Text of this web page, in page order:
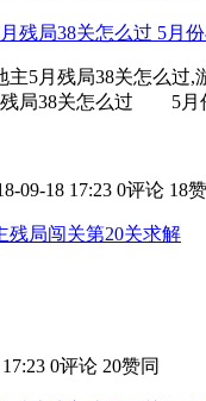
残局38关怎么过 5月
月残局38关怎么过,
残局38关怎么过 5月
09-18 17:23 0评论 18
残局闯关第20关求解
0评论 20赞同